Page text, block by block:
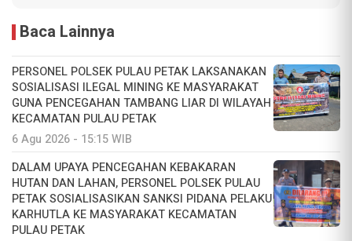
Baca Lainnya
PERSONEL POLSEK PULAU PETAK LAKSANAKAN
SOSIALISASI ILEGAL MINING KE MASYARAKAT
GUNA PENCEGAHAN TAMBANG LIAR DI WILAYAH
KECAMATAN PULAU PETAK
6 Agu 2026 - 15:15 WIB
DALAM UPAYA PENCEGAHAN KEBAKARAN
HUTAN DAN LAHAN, PERSONEL POLSEK PULAU
PETAK SOSIALISASIKAN SANKSI PIDANA PELAKU
KARHUTLA KE MASYARAKAT KECAMATAN
PULAU PETAK